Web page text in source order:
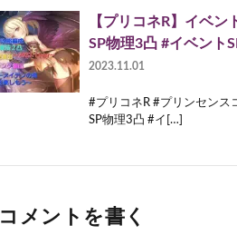
【プリコネR】イベ
SP物理3凸 #イベント
2023.11.01
#プリコネR #プリンセンス
SP物理3凸 #イ[…]
コメントを書く